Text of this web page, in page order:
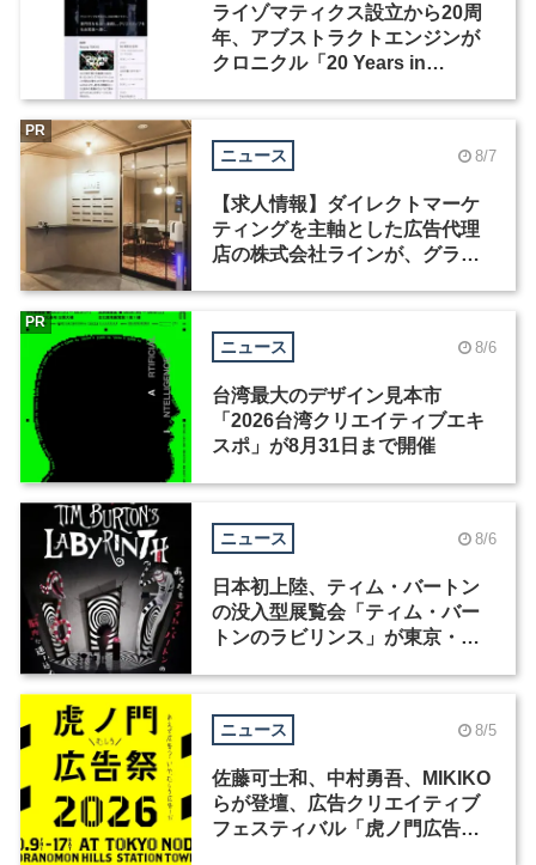
ライゾマティクス設立から20周
年、アブストラクトエンジンが
クロニクル「20 Years in
ニュース 8/7
【求人情報】ダイレクトマーケ
ティングを主軸とした広告代理
店の株式会社ラインが、グラフ
PR
ニュース 8/6
台湾最大のデザイン見本市
「2026台湾クリエイティブエキ
スポ」が8月31日まで開催
PR
ニュース 8/6
日本初上陸、ティム・バートン
の没入型展覧会「ティム・バー
トンのラビリンス」が東京・豊
ニュース 8/5
佐藤可士和、中村勇吾、MIKIKO
らが登壇、広告クリエイティブ
フェスティバル「虎ノ門広告